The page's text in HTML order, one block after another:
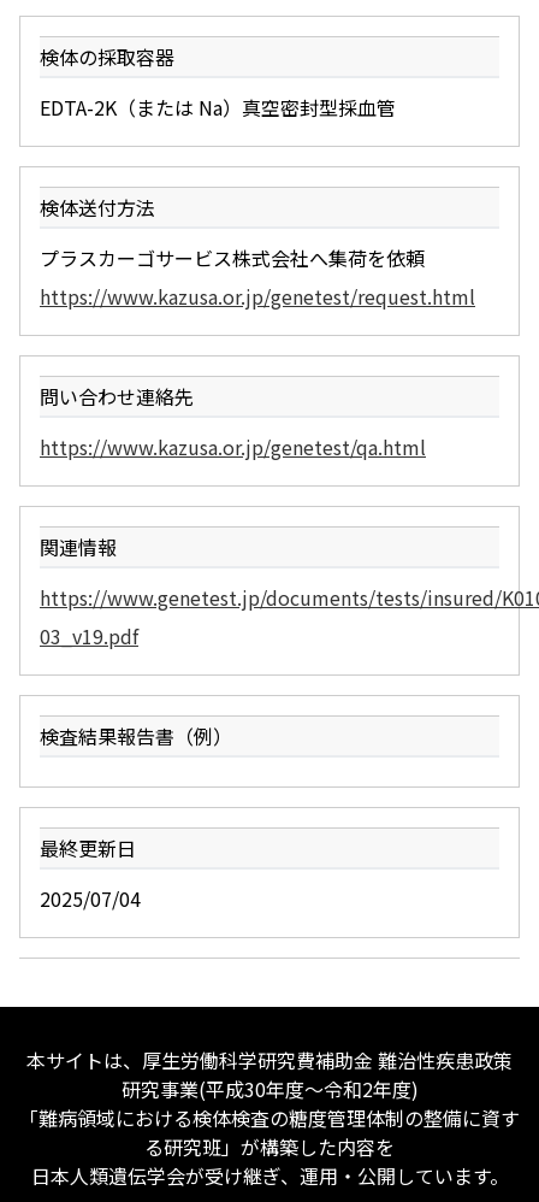
検体の採取容器
EDTA-2K（または Na）真空密封型採血管
検体送付方法
プラスカーゴサービス株式会社へ集荷を依頼
https://www.kazusa.or.jp/genetest/request.html
問い合わせ連絡先
https://www.kazusa.or.jp/genetest/qa.html
関連情報
https://www.genetest.jp/documents/tests/insured/
03_v19.pdf
検査結果報告書（例）
最終更新日
2025/07/04
本サイトは、厚生労働科学研究費補助金 難治性疾患政策
研究事業(平成30年度〜令和2年度)
「難病領域における検体検査の糖度管理体制の整備に資す
る研究班」が構築した内容を
日本人類遺伝学会が受け継ぎ、運用・公開しています。